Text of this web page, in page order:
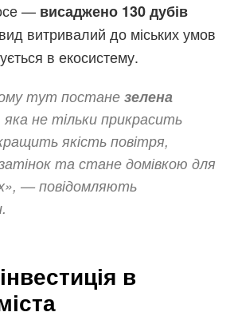
— висаджено 130 дубів
витривалий до міських умов
в екосистему.
тут постанезелена
яка не тільки прикрасить
якість повітря,
та стане домівкою для
— повідомляють
в